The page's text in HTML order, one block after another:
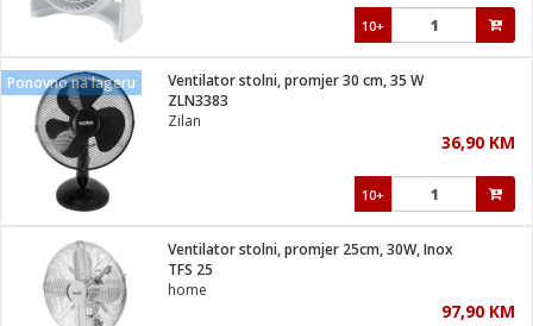
Sušilica
/ Zdravlje
za kosu
brijanje
10+
Ponovno na lageru
Ventilator stolni, promjer 30 cm, 35 W
ZLN3383
Zilan
36,90 KM
10+
Ventilator stolni, promjer 25cm, 30W, Inox
TFS 25
home
97,90 KM